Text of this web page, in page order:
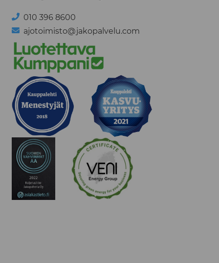
010 396 8600
ajotoimisto@jakopalvelu.com